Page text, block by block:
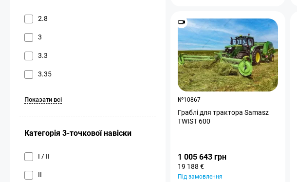
2.8
3
3.3
3.35
Показати всі
Категорія 3-точкової навіски
I / II
II
№10867
Граблі для трактора Samasz
TWIST 600
1 005 643 грн
19 188 €
Під замовлення